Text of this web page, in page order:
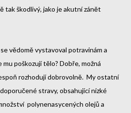
tak škodlivý, jako je akutní zánět
vědomě vystavoval potravinám a
mu poškozují tělo? Dobře, možná
rozhodují dobrovolně. My ostatní
stravy, obsahující nízké
polynenasycených olejů a